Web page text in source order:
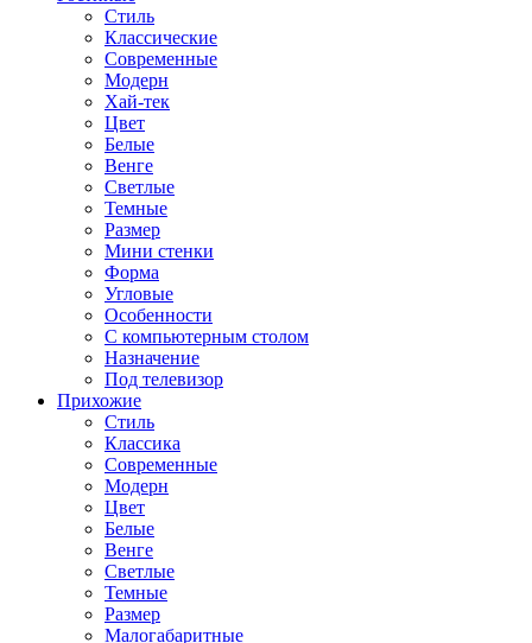
Стиль
Классические
Современные
Модерн
Хай-тек
Цвет
Белые
Венге
Светлые
Темные
Размер
Мини стенки
Форма
Угловые
Особенности
С компьютерным столом
Назначение
Под телевизор
Прихожие
Стиль
Классика
Современные
Модерн
Цвет
Белые
Венге
Светлые
Темные
Размер
Малогабаритные